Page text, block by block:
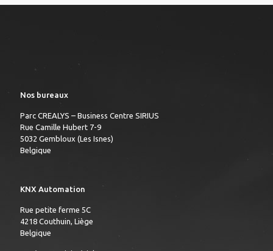
Nos bureaux
Parc CREALYS – Business Centre SIRIUS
Rue Camille Hubert 7-9
5032 Gembloux (Les Isnes)
Belgique
KNX Automation
Rue petite ferme 5C
4218 Couthuin, Liège
Belgique